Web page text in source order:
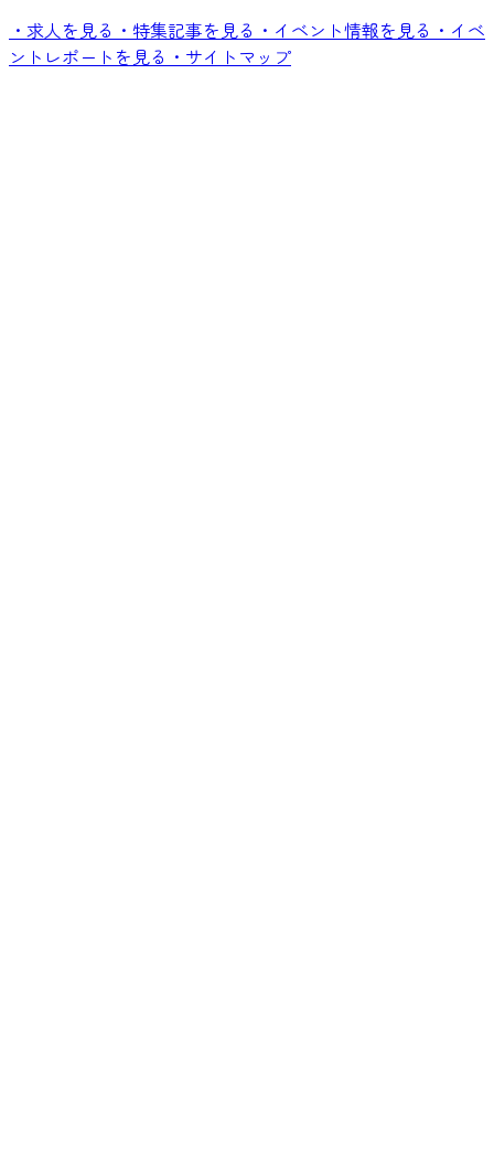
・求人を見る ・特集記事を見る ・イベント情報を見る ・イベ
ントレポートを見る ・サイトマップ